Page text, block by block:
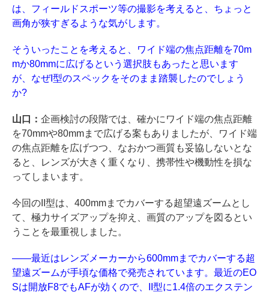
は、フィールドスポーツ等の撮影を考えると、ちょっと
画角が狭すぎるような気がします。
そういったことを考えると、ワイド端の焦点距離を70m
mか80mmに広げるという選択肢もあったと思います
が、なぜI型のスペックをそのまま踏襲したのでしょう
か?
山口： 企画検討の段階では、確かにワイド端の焦点距離
を70mmや80mmまで広げる案もありましたが、ワイド端
の焦点距離を広げつつ、なおかつ画質も妥協しないとな
ると、レンズが大きく重くなり、携帯性や機動性を損な
ってしまいます。
今回のII型は、400mmまでカバーする超望遠ズームとし
て、極力サイズアップを抑え、画質のアップを図るとい
うことを最重視しました。
――最近はレンズメーカーから600mmまでカバーする超
望遠ズームが手頃な価格で発売されています。最近のEO
Sは開放F8でもAFが効くので、II型に1.4倍のエクステン